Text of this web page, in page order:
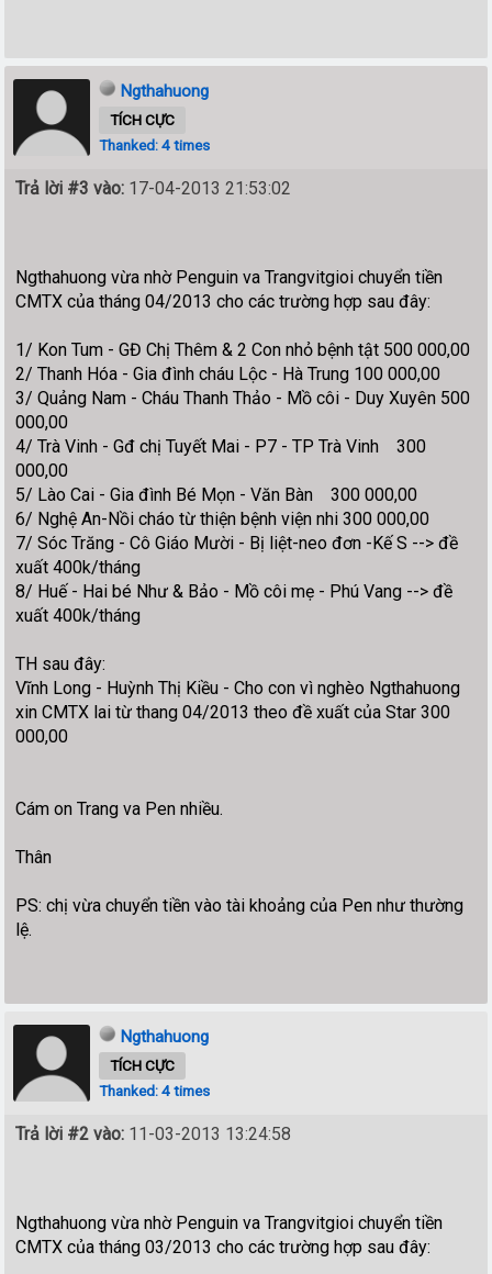
Ngthahuong
TÍCH CỰC
Thanked: 4 times
Trả lời #3 vào: 17-04-2013 21:53:02
Ngthahuong vừa nhờ Penguin va Trangvitgioi chuyển tiền
CMTX của tháng 04/2013 cho các trường hợp sau đây:
1/ Kon Tum - GĐ Chị Thêm & 2 Con nhỏ bệnh tật 500 000,00
2/ Thanh Hóa - Gia đình cháu Lộc - Hà Trung 100 000,00
3/ Quảng Nam - Cháu Thanh Thảo - Mồ côi - Duy Xuyên 500
000,00
4/ Trà Vinh - Gđ chị Tuyết Mai - P7 - TP Trà Vinh 300
000,00
5/ Lào Cai - Gia đình Bé Mọn - Văn Bàn 300 000,00
6/ Nghệ An-Nồi cháo từ thiện bệnh viện nhi 300 000,00
7/ Sóc Trăng - Cô Giáo Mười - Bị liệt-neo đơn -Kế S --> đề
xuất 400k/tháng
8/ Huế - Hai bé Như & Bảo - Mồ côi mẹ - Phú Vang --> đề
xuất 400k/tháng
TH sau đây:
Vĩnh Long - Huỳnh Thị Kiều - Cho con vì nghèo Ngthahuong
xin CMTX lai từ thang 04/2013 theo đề xuất của Star 300
000,00
Cám on Trang va Pen nhiều.
Thân
PS: chị vừa chuyển tiền vào tài khoảng của Pen như thường
lệ.
Ngthahuong
TÍCH CỰC
Thanked: 4 times
Trả lời #2 vào: 11-03-2013 13:24:58
Ngthahuong vừa nhờ Penguin va Trangvitgioi chuyển tiền
CMTX của tháng 03/2013 cho các trường hợp sau đây: